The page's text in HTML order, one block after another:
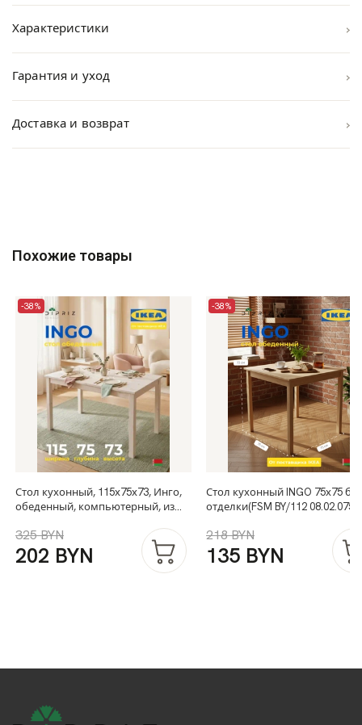
Характеристики ›
Гарантия и уход ›
Доставка и возврат ›
Похожие товары
-38%
Стол кухонный, 115х75х73, Инго,
обеденный, компьютерный, из
325 BYN
202 BYN
-38%
Стол кухонный INGO 75х75 без
отделки(FSM BY/112
218 BYN
135 BYN